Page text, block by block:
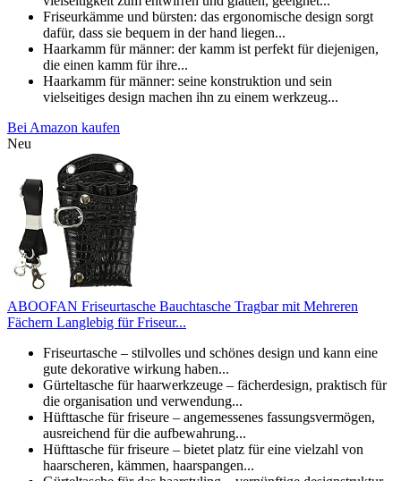
Friseurkämme und bürsten: das ergonomische design sorgt
dafür, dass sie bequem in der hand liegen...
Haarkamm für männer: der kamm ist perfekt für diejenigen,
die einen kamm für ihre...
Haarkamm für männer: seine konstruktion und sein
vielseitiges design machen ihn zu einem werkzeug...
Bei Amazon kaufen
Neu
ABOOFAN Friseurtasche Bauchtasche Tragbar mit Mehreren
Fächern Langlebig für Friseur...
Friseurtasche – stilvolles und schönes design und kann eine
gute dekorative wirkung haben...
Gürteltasche für haarwerkzeuge – fächerdesign, praktisch für
die organisation und verwendung...
Hüfttasche für friseure – angemessenes fassungsvermögen,
ausreichend für die aufbewahrung...
Hüfttasche für friseure – bietet platz für eine vielzahl von
haarscheren, kämmen, haarspangen...